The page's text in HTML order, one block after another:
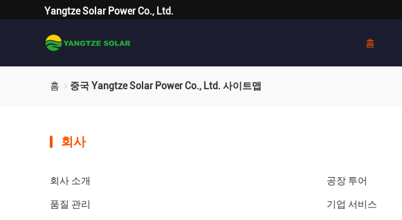
Yangtze Solar Power Co., Ltd.
홈
홈 중국 Yangtze Solar Power Co., Ltd. 사이트맵
회사
회사 소개 공장 투어
품질 관리 기업 서비스